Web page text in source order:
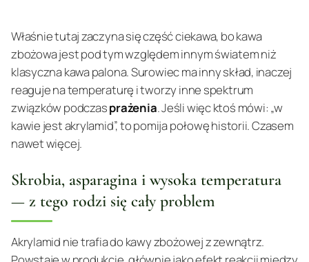
Właśnie tutaj zaczyna się część ciekawa, bo kawa
zbożowa jest pod tym względem innym światem niż
klasyczna kawa palona. Surowiec ma inny skład, inaczej
reaguje na temperaturę i tworzy inne spektrum
związków podczasprażenia. Jeśli więc ktoś mówi: „w
kawie jest akrylamid”, to pomija połowę historii. Czasem
nawet więcej.
Skrobia, asparagina i wysoka temperatura
— z tego rodzi się cały problem
Akrylamid nie trafia do kawy zbożowej z zewnątrz.